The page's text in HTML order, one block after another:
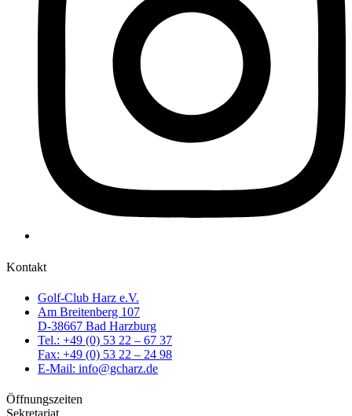
Kontakt
Golf-Club Harz e.V.
Am Breitenberg 107
D-38667 Bad Harzburg
Tel.: +49 (0) 53 22 – 67 37
Fax: +49 (0) 53 22 – 24 98
E-Mail: info@gcharz.de
Öffnungszeiten